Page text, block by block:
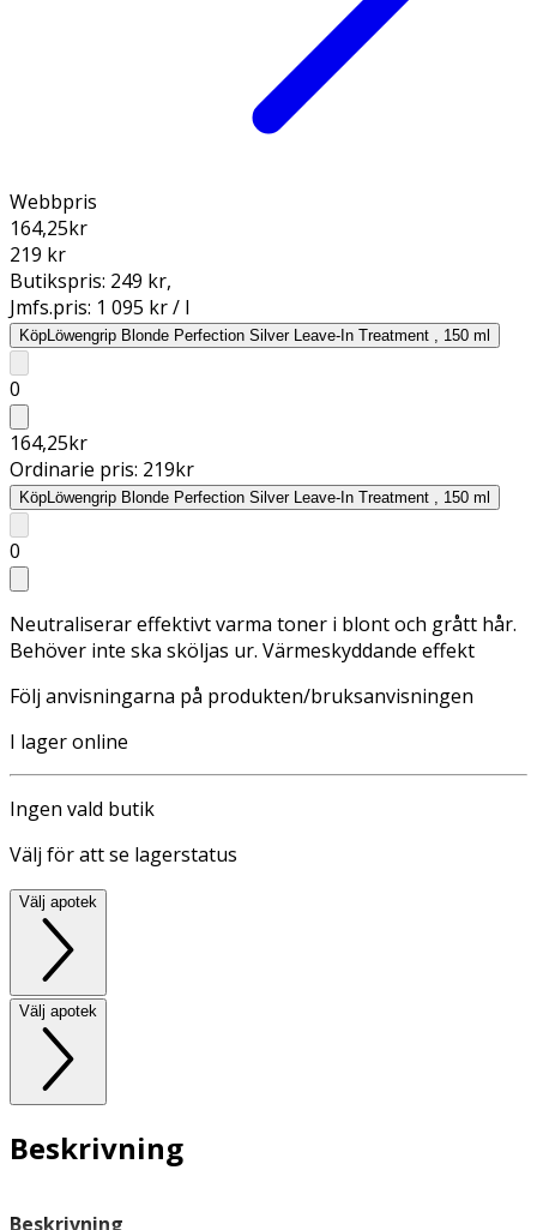
Webbpris
164,25kr
219 kr
Butikspris: 249 kr,
Jmfs.pris: 1 095 kr / l
KöpLöwengrip Blonde Perfection Silver Leave-In Treatment , 150 ml
0
164,25kr
Ordinarie pris: 219kr
KöpLöwengrip Blonde Perfection Silver Leave-In Treatment , 150 ml
0
Neutraliserar effektivt varma toner i blont och grått hår.
Behöver inte ska sköljas ur. Värmeskyddande effekt
Följ anvisningarna på produkten/bruksanvisningen
I lager online
Ingen vald butik
Välj för att se lagerstatus
Välj apotek
Välj apotek
Beskrivning
Beskrivning